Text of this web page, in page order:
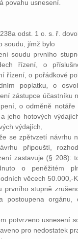
povahu usnesení.
odst. 1 o. s. ř.
soudu, jímž bylo
soudu prvního
řízení, o
řízení, o pořádkové
poplatku, o
zástupce účastníku
o odměně
jeho hotových
výdajích,
se zpětvzetí návrhu
připouští,
zastavuje (§ 208):
o peněžitém
věcech 50.000,-
prvního stupně
postoupena orgánu,
potvrzeno usnesení
pro nedostatek